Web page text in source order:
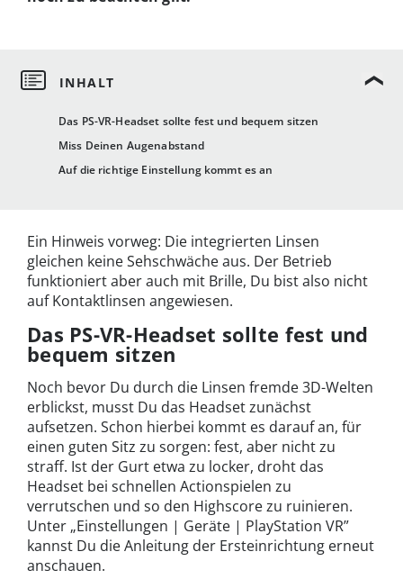
Das PS-VR-Headset sollte fest und bequem sitzen
Miss Deinen Augenabstand
Auf die richtige Einstellung kommt es an
Ein Hinweis vorweg: Die integrierten Linsen
gleichen keine Sehschwäche aus. Der Betrieb
funktioniert aber auch mit Brille, Du bist also nicht
auf Kontaktlinsen angewiesen.
Das PS-VR-Headset sollte fest und
bequem sitzen
Noch bevor Du durch die Linsen fremde 3D-Welten
erblickst, musst Du das Headset zunächst
aufsetzen. Schon hierbei kommt es darauf an, für
einen guten Sitz zu sorgen: fest, aber nicht zu
straff. Ist der Gurt etwa zu locker, droht das
Headset bei schnellen Actionspielen zu
verrutschen und so den Highscore zu ruinieren.
Unter „Einstellungen | Geräte | PlayStation VR”
kannst Du die Anleitung der Ersteinrichtung erneut
anschauen.